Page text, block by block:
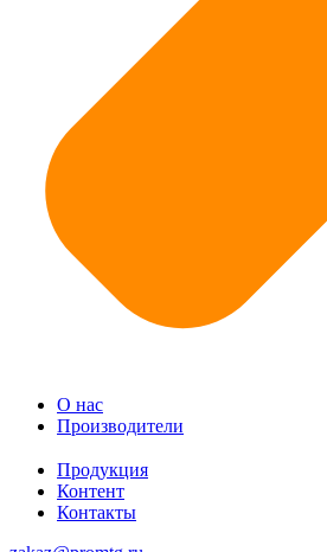
О нас
Производители
Продукция
Контент
Контакты